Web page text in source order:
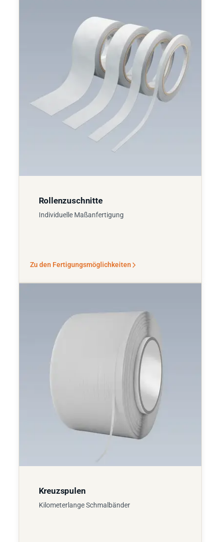
Rollenzuschnitte
Individuelle Maßanfertigung
Zu den Fertigungsmöglichkeiten
Kreuzspulen
Kilometerlange Schmalbänder